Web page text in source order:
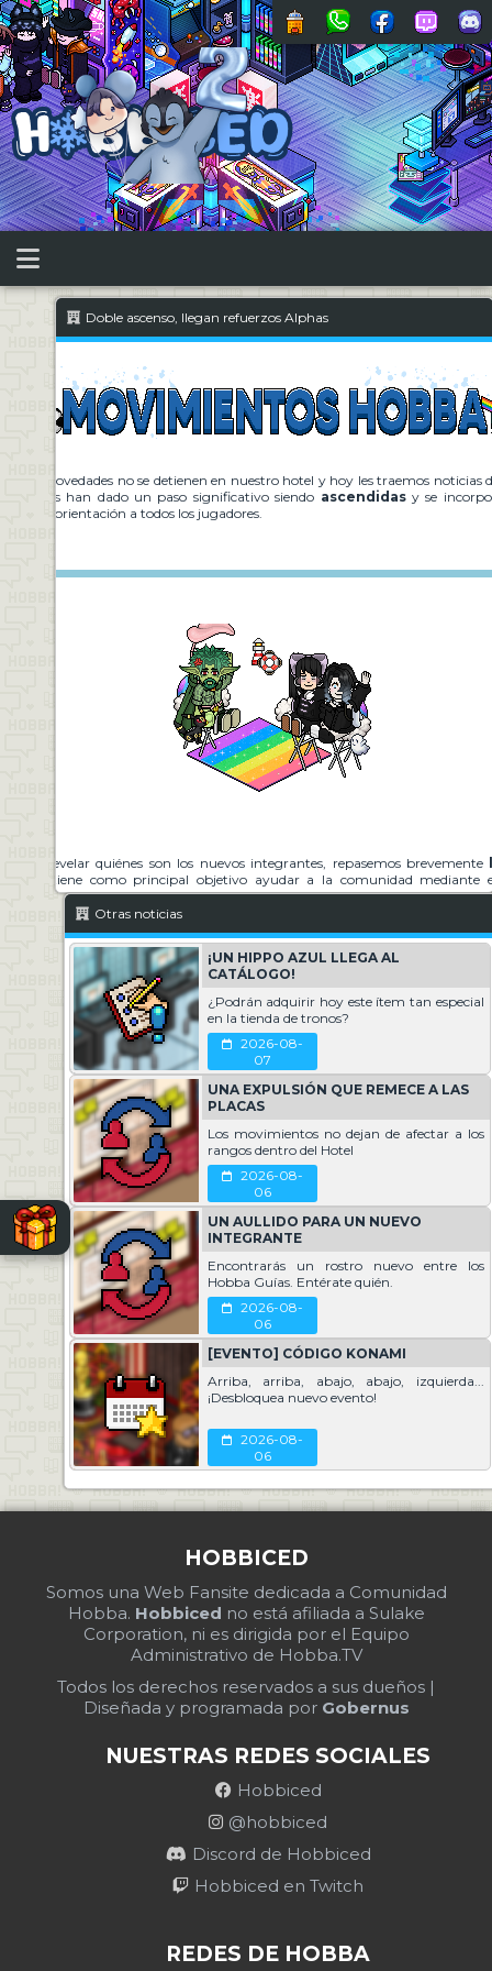
Doble ascenso, llegan refuerzos Alphas
Las novedades no se detienen en nuestro hotel y hoy les traemos noticias
usuarias han dado un paso significativo siendo ascendidas y se
y orientación a todos los jugadores.
de revelar quiénes son los nuevos integrantes, repasemos brevemente
equipo tiene como principal objetivo ayudar a la comunidad mediante
reportes y ofreciendo asistencia cuando algún usuario necesita
del gran anuncio.
y Klukku por suascenso a Hobba Alphas!
compromiso en las tareas de ayuda y asistencia dentro del hotel.
el equipo deHobba Alphasqueda conformado de la siguiente manera:
Acerina, Bruh, Dranches, eltuni, Facebook, Kelaya, Lulu, Smark,
Hobbiced queremos felicitar a Michelle y Klukku por este significativo
que disfruten de esta experiencia ayudando a toda la comunidad.
a nuestras redes sociales y a nuestra web para no perderte ninguna
2026-06-10
Otras noticias
¡UN HIPPO AZUL LLEGA AL
CATÁLOGO!
¿Podrán adquirir hoy este ítem tan especial
en la tienda de tronos?
2026-08-
07
UNA EXPULSIÓN QUE REMECE A LAS
PLACAS
Los movimientos no dejan de afectar a los
rangos dentro del Hotel
2026-08-
06
UN AULLIDO PARA UN NUEVO
INTEGRANTE
Encontrarás un rostro nuevo entre los
Hobba Guías. Entérate quién.
2026-08-
06
[EVENTO] CÓDIGO KONAMI
Arriba, arriba, abajo, abajo, izquierda...
¡Desbloquea nuevo evento!
2026-08-
06
HOBBICED
Somos una Web Fansite dedicada a Comunidad
Hobba. Hobbiced no está afiliada a Sulake
Corporation, ni es dirigida por el Equipo
Administrativo de Hobba.TV
Todos los derechos reservados a sus dueños |
Diseñada y programada por Gobernus
NUESTRAS REDES SOCIALES
Hobbiced
@hobbiced
Discord de Hobbiced
Hobbiced en Twitch
REDES DE HOBBA